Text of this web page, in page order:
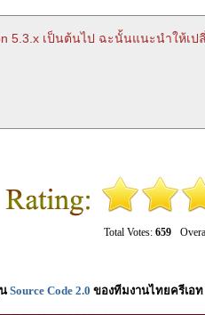
5.3.x เป็นต้นไป ฉะนั้นแนะนำให้เป
Total Votes: 659
Source Code 2.0 ของทีมงานไทยครีเอท